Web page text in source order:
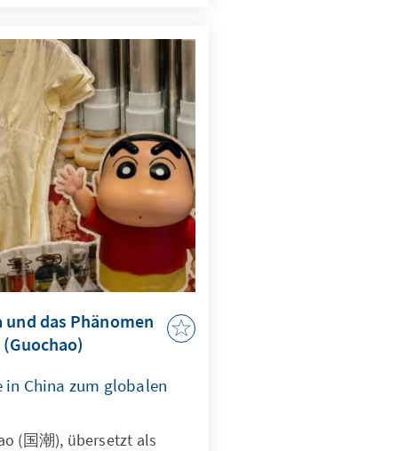
Anspruch trägt,
von der Größe der
ihrer Umsetzung:
einer
Wählerschaft und
an der bereits
ist.
das Phänomen
China zum globalen
(国潮), übersetzt als